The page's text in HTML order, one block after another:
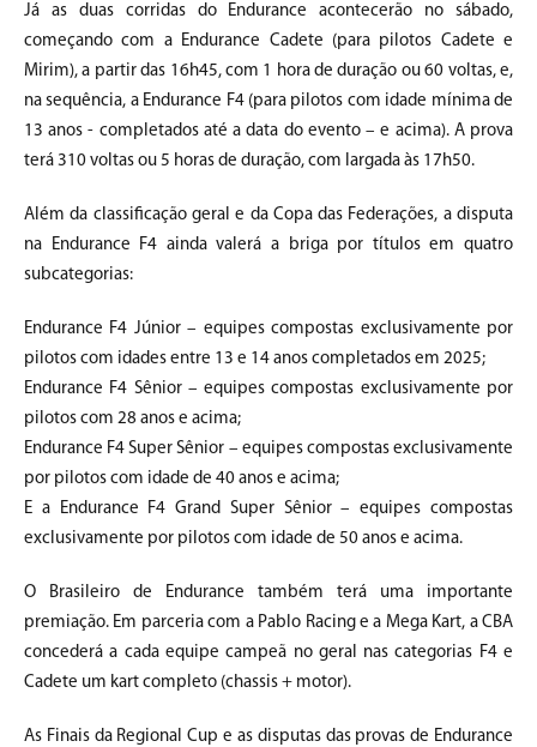
Já as duas corridas do Endurance acontecerão no sábado,
começando com a Endurance Cadete (para pilotos Cadete e
Mirim), a partir das 16h45, com 1 hora de duração ou 60 voltas, e,
na sequência, a Endurance F4 (para pilotos com idade mínima de
13 anos - completados até a data do evento – e acima). A prova
terá 310 voltas ou 5 horas de duração, com largada às 17h50.
Além da classificação geral e da Copa das Federações, a disputa
na Endurance F4 ainda valerá a briga por títulos em quatro
subcategorias:
Endurance F4 Júnior – equipes compostas exclusivamente por
pilotos com idades entre 13 e 14 anos completados em 2025;
Endurance F4 Sênior – equipes compostas exclusivamente por
pilotos com 28 anos e acima;
Endurance F4 Super Sênior – equipes compostas exclusivamente
por pilotos com idade de 40 anos e acima;
E a Endurance F4 Grand Super Sênior – equipes compostas
exclusivamente por pilotos com idade de 50 anos e acima.
O Brasileiro de Endurance também terá uma importante
premiação. Em parceria com a Pablo Racing e a Mega Kart, a CBA
concederá a cada equipe campeã no geral nas categorias F4 e
Cadete um kart completo (chassis + motor).
As Finais da Regional Cup e as disputas das provas de Endurance